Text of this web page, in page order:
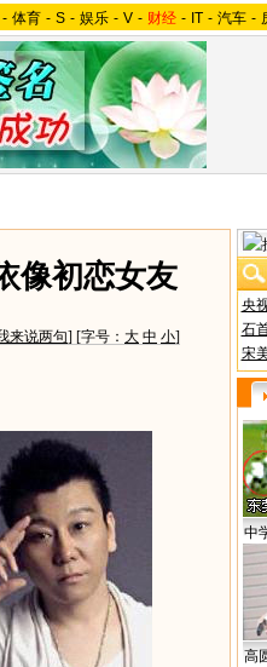
- 体育 - S - 娱乐 - V - 财经 - IT - 汽车 -
像初恋女友
来说两句] [字号： 大 中 小]
央
石
宋
中
高